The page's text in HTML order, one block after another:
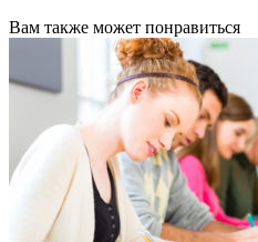
Вам также может понравиться